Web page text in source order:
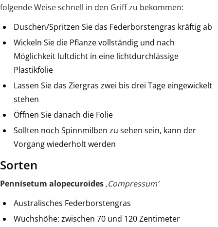
folgende Weise schnell in den Griff zu bekommen:
Duschen/Spritzen Sie das Federborstengras kräftig ab
Wickeln Sie die Pflanze vollständig und nach
Möglichkeit luftdicht in eine lichtdurchlässige
Plastikfolie
Lassen Sie das Ziergras zwei bis drei Tage eingewickelt
stehen
Öffnen Sie danach die Folie
Sollten noch Spinnmilben zu sehen sein, kann der
Vorgang wiederholt werden
Sorten
Pennisetum alopecuroides ‚Compressum‘
Australisches Federborstengras
Wuchshöhe: zwischen 70 und 120 Zentimeter